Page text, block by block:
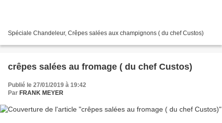
Spéciale Chandeleur, Crêpes salées aux champignons ( du chef Custos)
crêpes salées au fromage ( du chef Custos)
Publié le 27/01/2019 à 19:42
Par FRANK MEYER